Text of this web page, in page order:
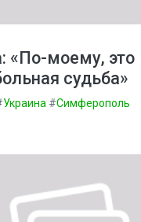
«По-моему, это
судьба»
Украина #Симферополь